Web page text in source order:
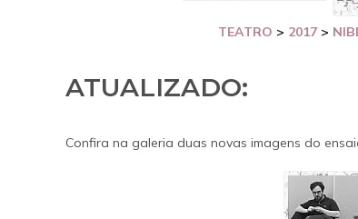
TEATRO > 2017>
ATUALIZADO:
Confira na galeria duas novas imagens do